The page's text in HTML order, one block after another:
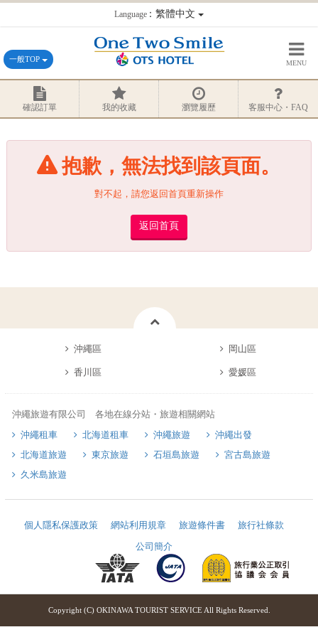
Language：繁體中文
一般TOP MENU
確認訂單 我的收藏 瀏覽履歷 客服中心・FAQ
抱歉，無法找到該頁面。
對不起，請您返回首頁重新操作
返回首頁
沖繩區 岡山區
香川區 愛媛區
沖繩旅遊有限公司 各地在線分站・旅遊相關網站
沖繩租車
北海道租車 沖繩旅遊
沖繩出發
北海道旅遊
東京旅遊 石垣島旅遊
宮古島旅遊
久米島旅遊
個人隱私保護政策 網站利用規章 旅遊條件書
旅行社條款
公司簡介
Copyright (C) OKINAWA TOURIST SERVICE All Rights Reserved.